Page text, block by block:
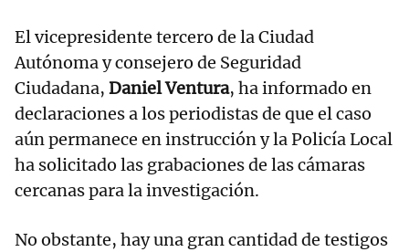
El vicepresidente tercero de la Ciudad
Autónoma y consejero de Seguridad
Ciudadana, Daniel Ventura, ha informado en
declaraciones a los periodistas de que el caso
aún permanece en instrucción y la Policía Local
ha solicitado las grabaciones de las cámaras
cercanas para la investigación.
No obstante, hay una gran cantidad de testigos